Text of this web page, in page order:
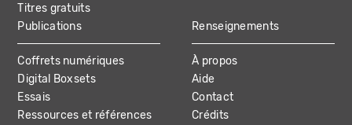
Titres gratuits
Publications
Coffrets numériques
Digital Boxsets
Essais
Ressources et références
Renseignements
À propos
Aide
Contact
Crédits